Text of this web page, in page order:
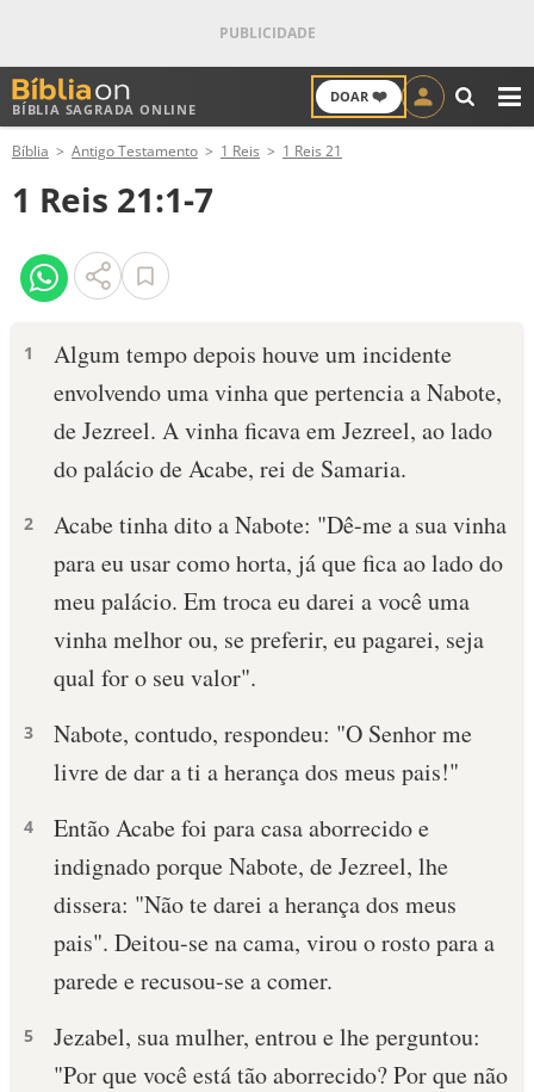
BÍBLIA SAGRADA ONLINE
DOAR ❤️
ANTIGO TESTAMENTO
NOVO TESTAMENTO
VERSÍCULOS
PALAVRA DO DIA
SALMO DO DIA
DEVOCIONAL DIÁRIO
10 MANDAMENTOS
ESTUDOS BÍBLICOS
TEMAS
PERGUNTE À BÍBLIA IA
TERMO BÍBLICO JOGOS
QUEM SOMOS
Bíblia Antigo Testamento 1 Reis 1 Reis 21
1 Reis 21:1-7
1
Algum tempo depois houve um incidente
envolvendo uma vinha que pertencia a Nabote,
de Jezreel. A vinha ficava em Jezreel, ao lado
do palácio de Acabe, rei de Samaria.
2
Acabe tinha dito a Nabote: "Dê-me a sua vinha
para eu usar como horta, já que fica ao lado do
meu palácio. Em troca eu darei a você uma
vinha melhor ou, se preferir, eu pagarei, seja
qual for o seu valor".
3
Nabote, contudo, respondeu: "O Senhor me
livre de dar a ti a herança dos meus pais!"
4
Então Acabe foi para casa aborrecido e
indignado porque Nabote, de Jezreel, lhe
dissera: "Não te darei a herança dos meus
pais". Deitou-se na cama, virou o rosto para a
parede e recusou-se a comer.
5
Jezabel, sua mulher, entrou e lhe perguntou:
"Por que você está tão aborrecido? Por que não